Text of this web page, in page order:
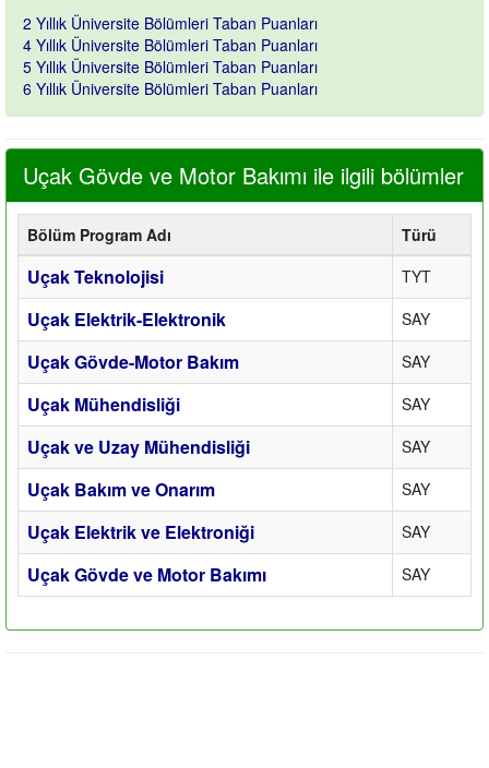
2 Yıllık Üniversite Bölümleri Taban Puanları
4 Yıllık Üniversite Bölümleri Taban Puanları
5 Yıllık Üniversite Bölümleri Taban Puanları
6 Yıllık Üniversite Bölümleri Taban Puanları
Uçak Gövde ve Motor Bakımı ile ilgili bölümler
Bölüm Program Adı Türü
Uçak Teknolojisi TYT
Uçak Elektrik-Elektronik SAY
Uçak Gövde-Motor Bakım SAY
Uçak Mühendisliği SAY
Uçak ve Uzay Mühendisliği SAY
Uçak Bakım ve Onarım SAY
Uçak Elektrik ve Elektroniği SAY
Uçak Gövde ve Motor Bakımı SAY